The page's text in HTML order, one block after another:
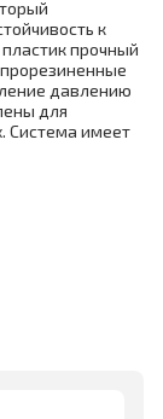
к
прочный
давлению
для
Система имеет